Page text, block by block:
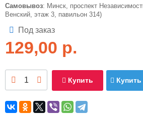
Самовывоз: Минск, проспект
Венский, этаж 3, павильон 314)
Под заказ
129,00 р.
Купить